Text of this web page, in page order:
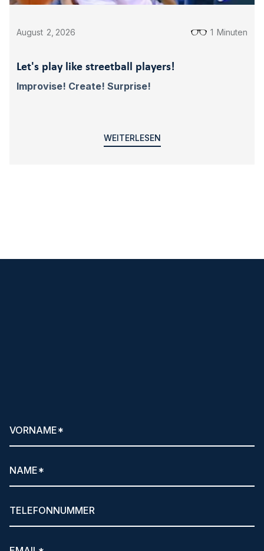
August 2 2026 1 Minuten
Let's play like streetball players!
Improvise! Create! Surprise!
WEITERLESEN